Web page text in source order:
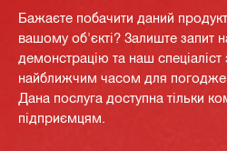
Бажаєте побачити даний
вашому об'єкті? Залиште запит
демонстрацію та наш
найближчим часом для
Дана послуга доступна тільки
підприємцям.